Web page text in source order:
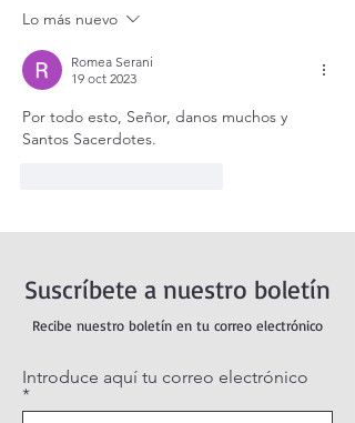
Lo más nuevo
Romea Serani
19 oct 2023
Por todo esto, Señor, danos muchos y
Santos Sacerdotes.
Suscríbete a nuestro boletín
Recibe nuestro boletín en tu correo electrónico
Introduce aquí tu correo electrónico